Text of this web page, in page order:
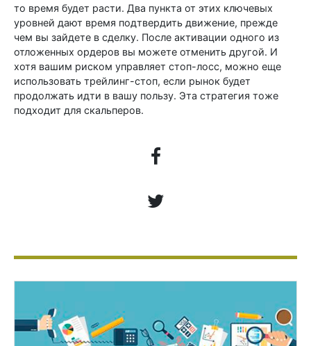
то время будет расти. Два пункта от этих ключевых
уровней дают время подтвердить движение, прежде
чем вы зайдете в сделку. После активации одного из
отложенных ордеров вы можете отменить другой. И
хотя вашим риском управляет стоп-лосс, можно еще
использовать трейлинг-стоп, если рынок будет
продолжать идти в вашу пользу. Эта стратегия тоже
подходит для скальперов.